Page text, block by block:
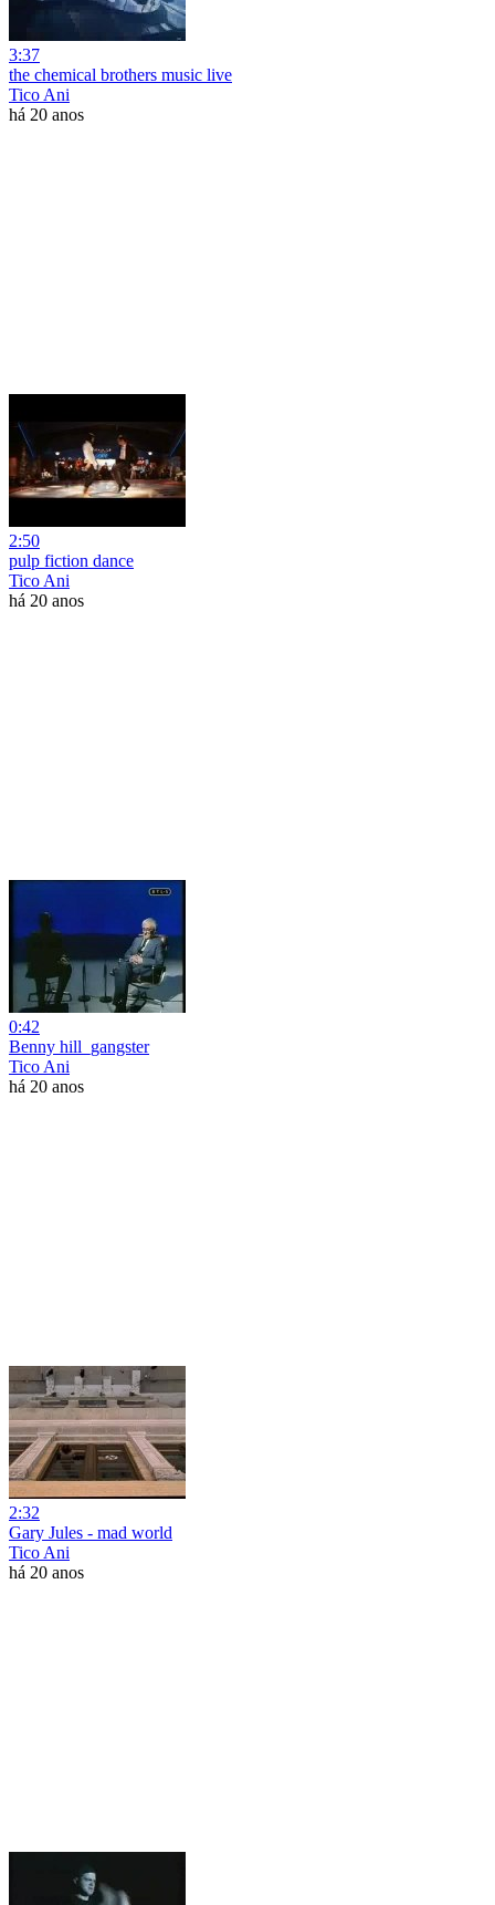
3:37
the chemical brothers music live
Tico Ani
há 20 anos
2:50
pulp fiction dance
Tico Ani
há 20 anos
0:42
Benny hill_gangster
Tico Ani
há 20 anos
2:32
Gary Jules - mad world
Tico Ani
há 20 anos